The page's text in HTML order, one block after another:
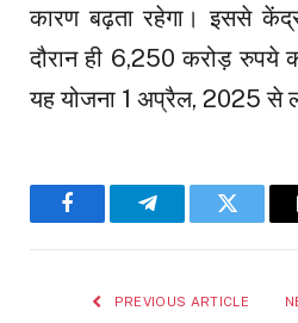
कारण बढ़ता रहेगा। इससे
दौरान ही 6,250 करोड़ रुपये
यह योजना 1 अप्रैल, 2025 से
FacebookTelegramTwitter
PREVIOUS ARTICLE